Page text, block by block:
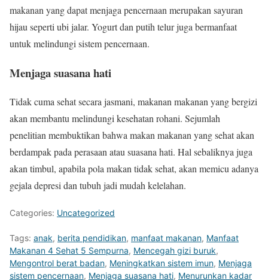
makanan yang dapat menjaga pencernaan merupakan sayuran
hijau seperti ubi jalar. Yogurt dan putih telur juga bermanfaat
untuk melindungi sistem pencernaan.
Menjaga suasana hati
Tidak cuma sehat secara jasmani, makanan makanan yang bergizi
akan membantu melindungi kesehatan rohani. Sejumlah
penelitian membuktikan bahwa makan makanan yang sehat akan
berdampak pada perasaan atau suasana hati. Hal sebaliknya juga
akan timbul, apabila pola makan tidak sehat, akan memicu adanya
gejala depresi dan tubuh jadi mudah kelelahan.
Categories: Uncategorized
Tags: anak, berita pendidikan, manfaat makanan, Manfaat
Makanan 4 Sehat 5 Sempurna, Mencegah gizi buruk,
Mengontrol berat badan, Meningkatkan sistem imun, Menjaga
sistem pencernaan, Menjaga suasana hati, Menurunkan kadar